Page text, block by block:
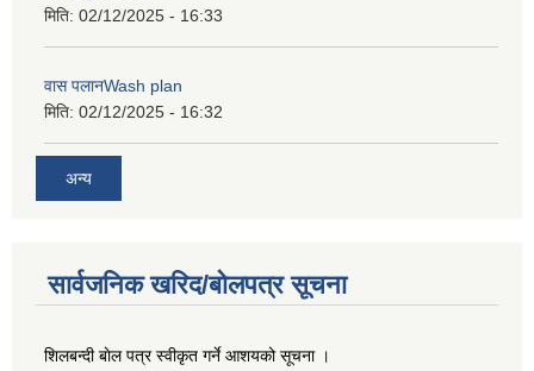
मिति: 02/12/2025 - 16:33
वास पलानWash plan
मिति: 02/12/2025 - 16:32
अन्य
सार्वजनिक खरिद/बोलपत्र सूचना
शिलबन्दी बाेल पत्र स्वीकृत गर्ने आशयको सूचना ।